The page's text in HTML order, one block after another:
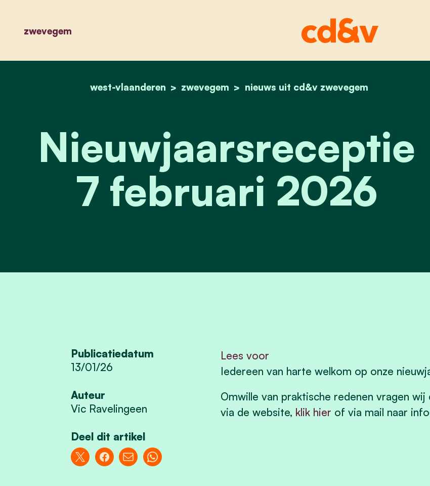
zwevegem
home
west-vlaanderen zwevegem nieuws uit cd&v zwevegem
nieuwjaarsreceptie.
Nieuwjaarsreceptie
7 februari 2026
Publicatiedatum
13/01/26
Auteur
Vic Ravelingeen
Deel dit artikel
Lees voor
Iedereen van harte welkom op onze
Omwille van praktische redenen vragen
via de website, klik hier of via mail naar